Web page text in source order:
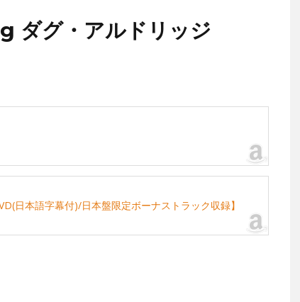
ダグ・アルドリッジ
日本語字幕付)/日本盤限定ボーナストラック収録】